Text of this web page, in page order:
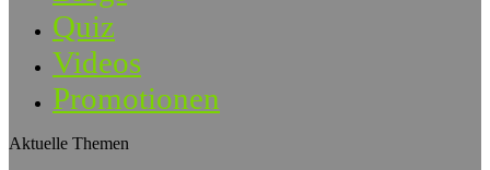
Quiz
Videos
Promotionen
Aktuelle Themen